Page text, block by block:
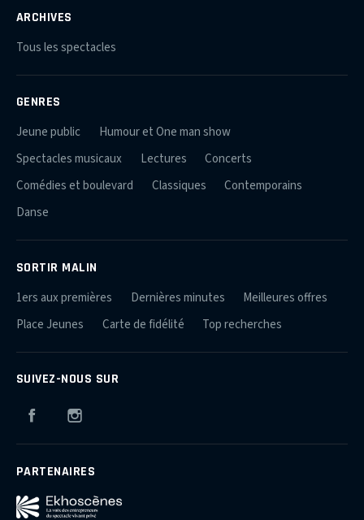
ARCHIVES
Tous les spectacles
GENRES
Jeune public
Humour et One man show
Spectacles musicaux
Lectures
Concerts
Comédies et boulevard
Classiques
Contemporains
Danse
SORTIR MALIN
1ers aux premières Dernières minutes
Meilleures offres
Place Jeunes
Carte de fidélité Top recherches
SUIVEZ-NOUS SUR
Facebook
PARTENAIRES